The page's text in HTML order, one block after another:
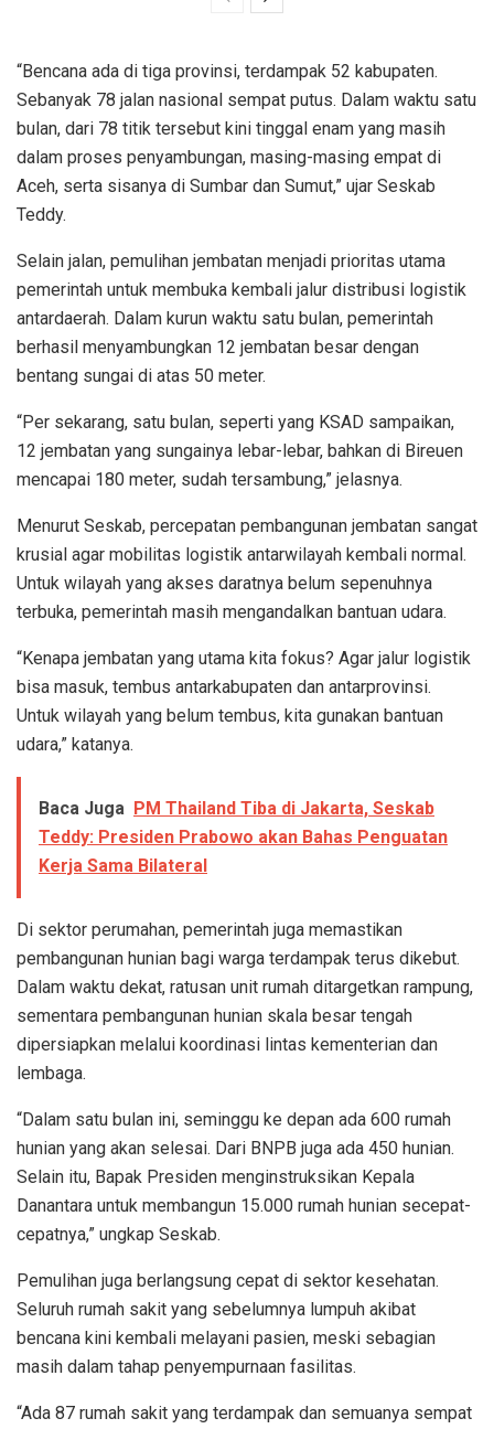
“Bencana ada di tiga provinsi, terdampak 52 kabupaten.
Sebanyak 78 jalan nasional sempat putus. Dalam waktu satu
bulan, dari 78 titik tersebut kini tinggal enam yang masih
dalam proses penyambungan, masing-masing empat di
Aceh, serta sisanya di Sumbar dan Sumut,” ujar Seskab
Teddy.
Selain jalan, pemulihan jembatan menjadi prioritas utama
pemerintah untuk membuka kembali jalur distribusi logistik
antardaerah. Dalam kurun waktu satu bulan, pemerintah
berhasil menyambungkan 12 jembatan besar dengan
bentang sungai di atas 50 meter.
“Per sekarang, satu bulan, seperti yang KSAD sampaikan,
12 jembatan yang sungainya lebar-lebar, bahkan di Bireuen
mencapai 180 meter, sudah tersambung,” jelasnya.
Menurut Seskab, percepatan pembangunan jembatan sangat
krusial agar mobilitas logistik antarwilayah kembali normal.
Untuk wilayah yang akses daratnya belum sepenuhnya
terbuka, pemerintah masih mengandalkan bantuan udara.
“Kenapa jembatan yang utama kita fokus? Agar jalur logistik
bisa masuk, tembus antarkabupaten dan antarprovinsi.
Untuk wilayah yang belum tembus, kita gunakan bantuan
udara,” katanya.
Baca Juga PM Thailand Tiba di Jakarta, Seskab
Teddy: Presiden Prabowo akan Bahas Penguatan
Kerja Sama Bilateral
Di sektor perumahan, pemerintah juga memastikan
pembangunan hunian bagi warga terdampak terus dikebut.
Dalam waktu dekat, ratusan unit rumah ditargetkan rampung,
sementara pembangunan hunian skala besar tengah
dipersiapkan melalui koordinasi lintas kementerian dan
lembaga.
“Dalam satu bulan ini, seminggu ke depan ada 600 rumah
hunian yang akan selesai. Dari BNPB juga ada 450 hunian.
Selain itu, Bapak Presiden menginstruksikan Kepala
Danantara untuk membangun 15.000 rumah hunian secepat-
cepatnya,” ungkap Seskab.
Pemulihan juga berlangsung cepat di sektor kesehatan.
Seluruh rumah sakit yang sebelumnya lumpuh akibat
bencana kini kembali melayani pasien, meski sebagian
masih dalam tahap penyempurnaan fasilitas.
“Ada 87 rumah sakit yang terdampak dan semuanya sempat